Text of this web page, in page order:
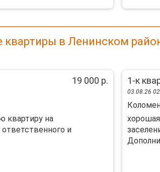
в Ленинском
19 000 р.
квартиру на
и
1-к
03.08.26